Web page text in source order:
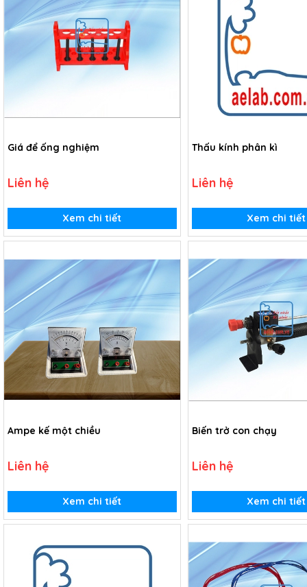
Giá để ống nghiệm
Liên hệ
Xem chi tiết
Thấu kính phân kì
Liên hệ
Xem chi tiết
Ampe kế một chiều
Liên hệ
Xem chi tiết
Biến trở con chạy
Liên hệ
Xem chi tiết